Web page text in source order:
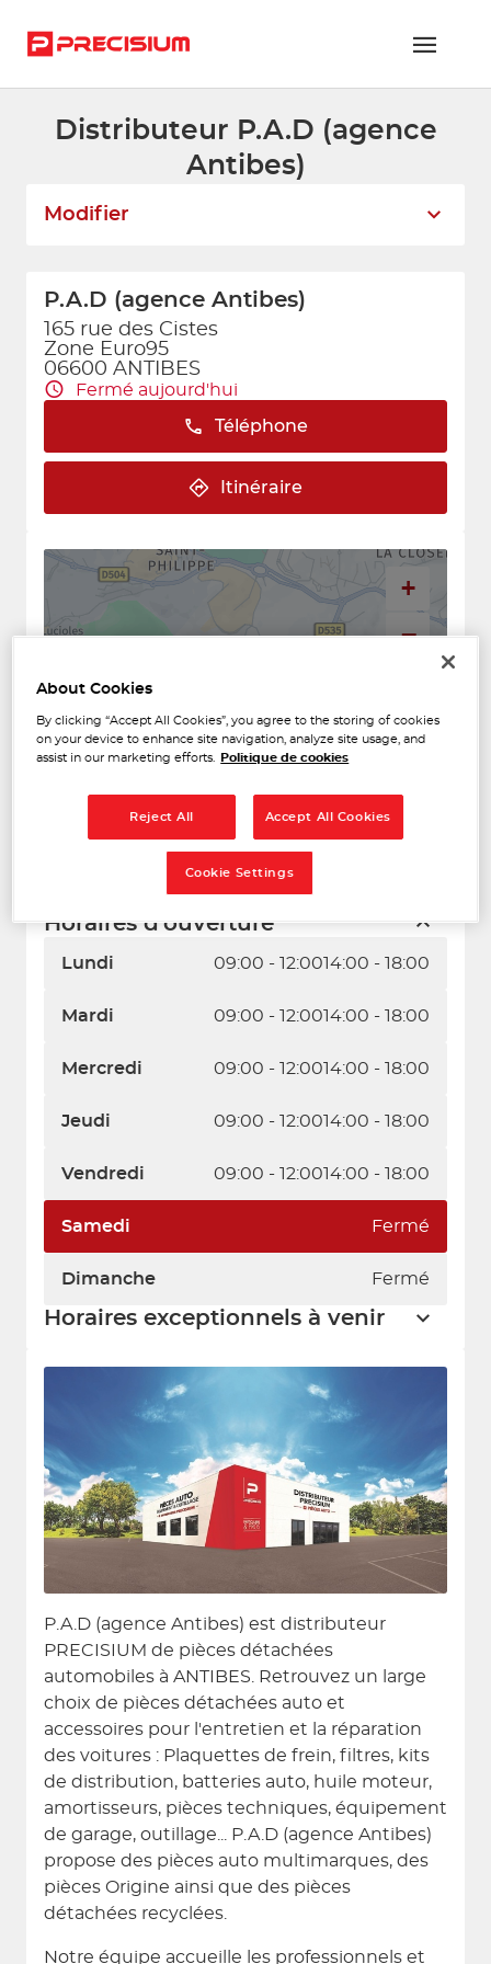
RÉSEAU PRECISIUM
NOUS REJOINDRE
CONTACTEZ-NOUS
ESPACE ADHÉRENT
Distributeur P.A.D (agence
Antibes)
Modifier
P.A.D (agence Antibes)
165 rue des Cistes
Zone Euro95
06600 ANTIBES
Fermé aujourd'hui
Téléphone
Itinéraire
Horaires d'ouverture
Lundi 09:00 - 12:0014:00 - 18:00
Mardi 09:00 - 12:0014:00 - 18:00
Mercredi 09:00 - 12:0014:00 - 18:00
Jeudi 09:00 - 12:0014:00 - 18:00
Vendredi 09:00 - 12:0014:00 - 18:00
Samedi Fermé
Dimanche Fermé
Horaires exceptionnels à venir
+
−
Naviguer
P.A.D (agence Antibes) est distributeur
PRECISIUM de pièces détachées
automobiles à ANTIBES. Retrouvez un large
choix de pièces détachées auto et
accessoires pour l'entretien et la réparation
des voitures : Plaquettes de frein, filtres, kits
de distribution, batteries auto, huile moteur,
amortisseurs, pièces techniques, équipement
de garage, outillage... P.A.D (agence Antibes)
propose des pièces auto multimarques, des
pièces Origine ainsi que des pièces
détachées recyclées.
Notre équipe accueille les professionnels et
About Cookies
By clicking “Accept All Cookies”, you agree to the storing of cookies
on your device to enhance site navigation, analyze site usage, and
assist in our marketing efforts.
Politique de cookies
Reject All Accept All Cookies
Cookie Settings